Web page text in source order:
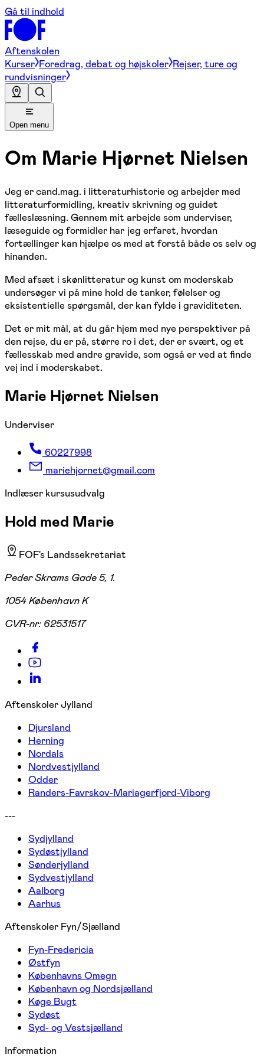
Gå til indhold
Aftenskolen
Kurser Foredrag, debat og højskoler Rejser, ture og
rundvisninger
Open menu
Om Marie Hjørnet Nielsen
Jeg er cand.mag. i litteraturhistorie og arbejder med
litteraturformidling, kreativ skrivning og guidet
fælleslæsning. Gennem mit arbejde som underviser,
læseguide og formidler har jeg erfaret, hvordan
fortællinger kan hjælpe os med at forstå både os selv og
hinanden.
Med afsæt i skønlitteratur og kunst om moderskab
undersøger vi på mine hold de tanker, følelser og
eksistentielle spørgsmål, der kan fylde i graviditeten.
Det er mit mål, at du går hjem med nye perspektiver på
den rejse, du er på, større ro i det, der er svært, og et
fællesskab med andre gravide, som også er ved at finde
vej ind i moderskabet.
Marie Hjørnet Nielsen
Underviser
60227998
mariehjornet@gmail.com
Indlæser kursusudvalg
Hold med Marie
FOF's Landssekretariat
Peder Skrams Gade 5, 1.
1054 København K
CVR-nr: 62531517
Aftenskoler Jylland
Djursland
Herning
Nordals
Nordvestjylland
Odder
Randers-Favrskov-Mariagerfjord-Viborg
---
Sydjylland
Sydøstjylland
Sønderjylland
Sydvestjylland
Aalborg
Aarhus
Aftenskoler Fyn/Sjælland
Fyn-Fredericia
Østfyn
Københavns Omegn
København og Nordsjælland
Køge Bugt
Sydøst
Syd- og Vestsjælland
Information